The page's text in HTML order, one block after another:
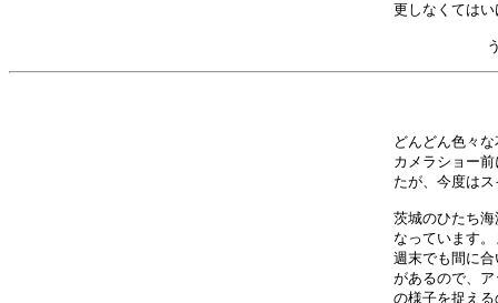
更しなくて
どんどん色々
カメラショー
たが、今度は
茨城のひたち
なっています
週末でも間に
があるので、
の様子を